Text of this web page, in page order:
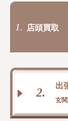
1. 店頭買取
2.
出
玄